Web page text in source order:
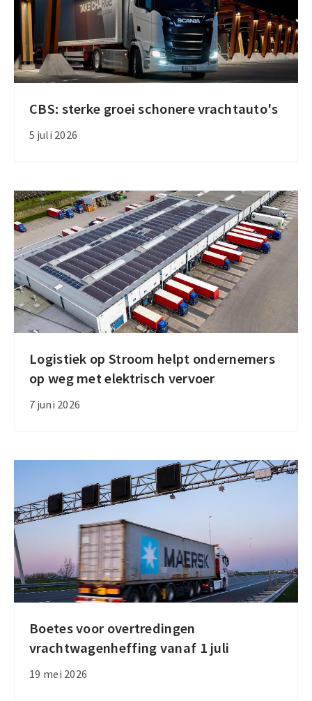
CBS: sterke groei schonere vrachtauto's
5 juli 2026
CBS:
sterke
vrachtauto's
Logistiek op Stroom helpt ondernemers
op weg met elektrisch vervoer
7 juni 2026
Logistiek
op
Stroom
op
met
elektrisch
Boetes voor overtredingen
vrachtwagenheffing vanaf 1 juli
19 mei 2026
Boetes
voor
overtredingen